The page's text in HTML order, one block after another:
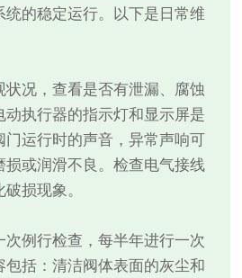
统的稳定运行。以下是日常维
状况，查看是否有泄漏、腐蚀
动执行器的指示灯和显示屏是
运行时的声音，异常声响可
损或润滑不良。检查电气接线
损现象。
次例行检查，每半年进行一次
括：清洁阀体表面的灰尘和